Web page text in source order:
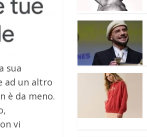
sua
ad un altro
è da meno.
vi